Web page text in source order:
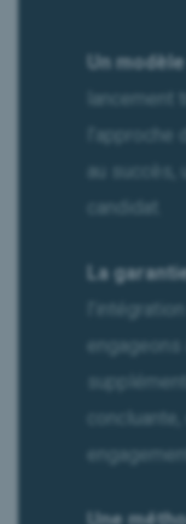
Un
lancement
au succès,
candidat.
La